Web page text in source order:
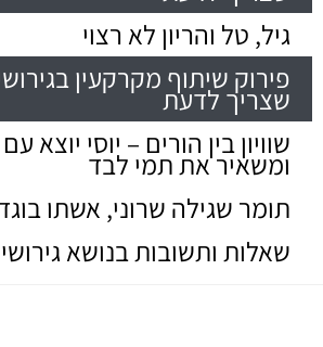
גיל, טל והריון לא רצוי
פירוק שיתוף מקרקעין
שצריך לדעת
שוויון בין הורים – יוסי יוצא
ומשאיר את תמי לבד
תומר שגילה שרוני, אשתו
שאלות ותשובות בנושא